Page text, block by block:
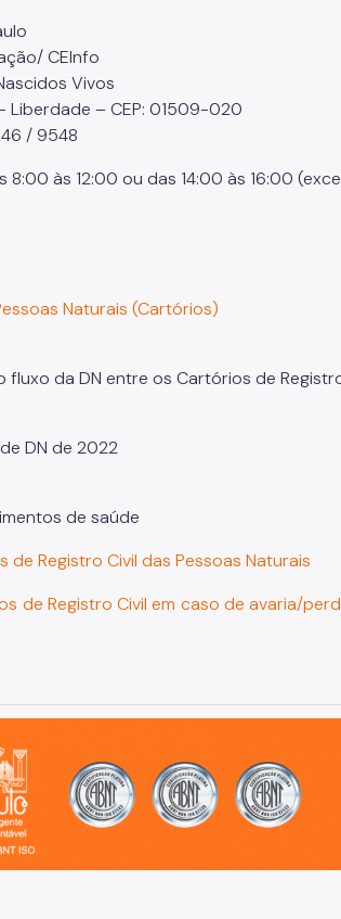
CEInfo
Vivos
Liberdade – CEP: 01509-020
/ 9548
8:00 às 12:00 ou das 14:00 às 16:00
Naturais (Cartórios)
da DN entre os Cartórios de
DN de 2022
de saúde
Registro Civil das Pessoas Naturais
de Registro Civil em caso de avaria/